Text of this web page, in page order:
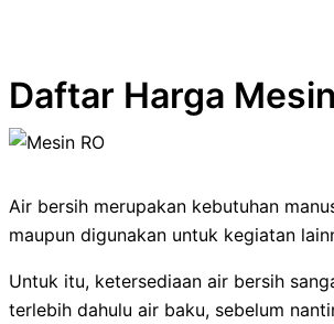
Daftar Harga
Air bersih merupakan kebutuhan
maupun digunakan untuk kegiatan
Untuk itu, ketersediaan air bersih
terlebih dahulu air baku, sebelum